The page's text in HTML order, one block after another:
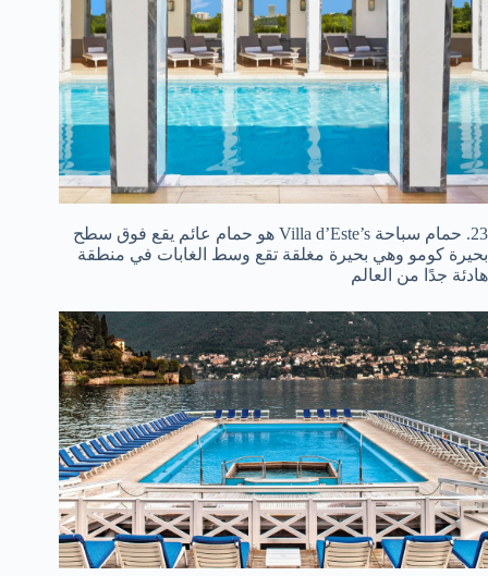
23. حمام سباحة Villa d’Este’s هو حمام عائم يقع فوق سطح
بحيرة كومو وهي بحيرة مغلقة تقع وسط الغابات في منطقة
هادئة جدًا من العالم